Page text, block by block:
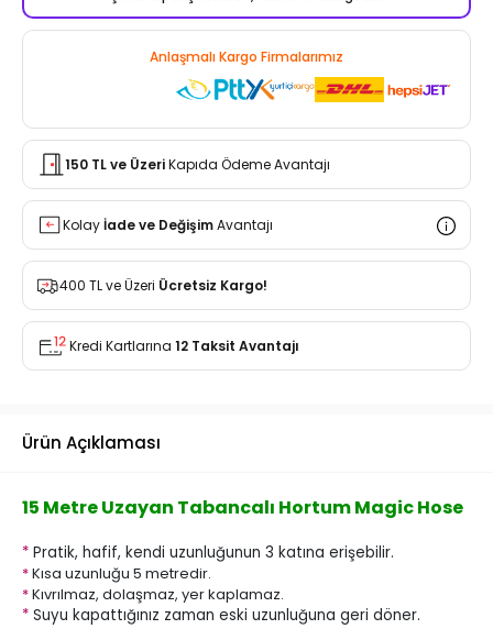
Anlaşmalı Kargo Firmalarımız
150 TL ve ÜzeriKapıda Ödeme Avantajı
Kolayİade ve DeğişimAvantajı
400 TL ve Üzeri Ücretsiz Kargo!
Kredi Kartlarına 12 Taksit Avantajı
Ürün Açıklaması
15 Metre Uzayan Tabancalı Hortum Magic Hose
* Pratik, hafif, kendi uzunluğunun 3 katına erişebilir.
*Kısa uzunluğu 5 metredir.
*Kıvrılmaz, dolaşmaz, yer kaplamaz.
* Suyu kapattığınız zaman eski uzunluğuna geri döner.